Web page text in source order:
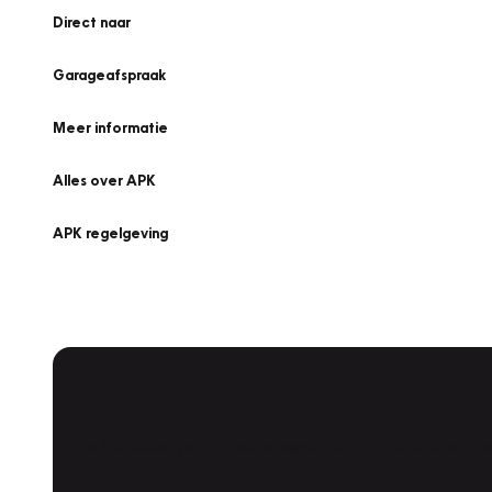
Direct naar
Garageafspraak
Meer informatie
Alles over APK
APK regelgeving